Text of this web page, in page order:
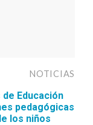
NOTICIAS
Educación
pedagógicas
los niños